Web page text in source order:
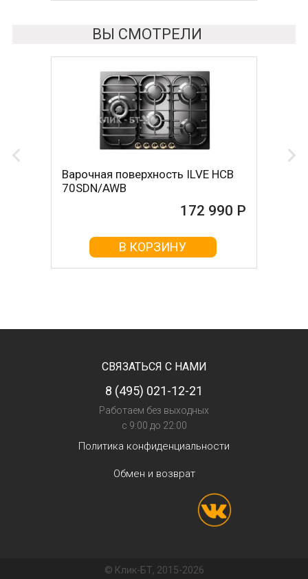
ВЫ СМОТРЕЛИ
Варочная поверхность ILVE HCB
70SDN/AWB
172 990 Р
В КОРЗИНУ
СВЯЗАТЬСЯ С НАМИ
8 (495) 021-12-21
Работаем без выходных
с 9:00 до 22:00
Политика конфиденциальности
Обмен и возврат
© Клик-БТ, 2015-2026